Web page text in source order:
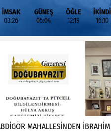
İMSAK
03:26
GÜNEŞ
05:04
ÖĞLE
12:19
İKİNDİ
16:10